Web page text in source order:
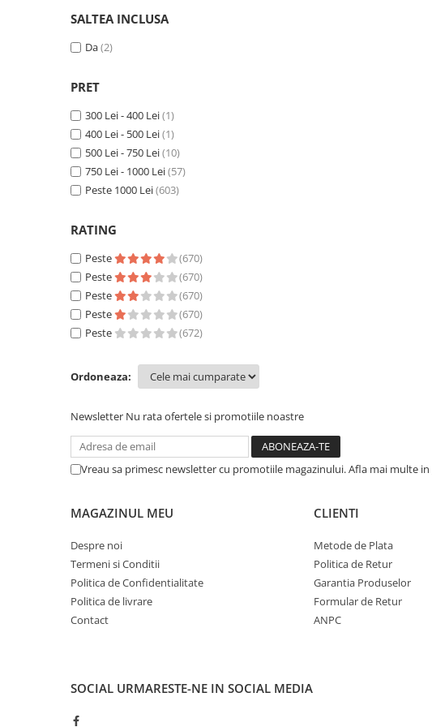
SALTEA INCLUSA
Da(2)
PRET
300 Lei - 400 Lei(1)
400 Lei - 500 Lei(1)
500 Lei - 750 Lei(10)
750 Lei - 1000 Lei(57)
Peste 1000 Lei(603)
RATING
Peste
(670)
Peste
(670)
Peste
(670)
Peste
(670)
Peste
(672)
Ordoneaza:
Newsletter Nu rata ofertele si promotiile noastre
Vreau sa primesc newsletter cu promotiile magazinului. Afla mai multe in
MAGAZINUL MEU
Despre noi
Termeni si Conditii
Politica de Confidentialitate
Politica de livrare
Contact
CLIENTI
Metode de Plata
Politica de Retur
Garantia Produselor
Formular de Retur
ANPC
SOCIAL URMARESTE-NE IN SOCIAL MEDIA